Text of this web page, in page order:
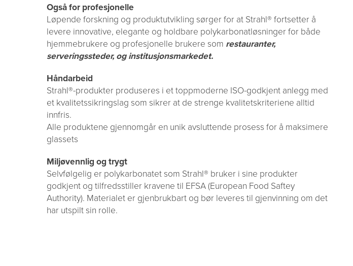
Også for profesjonelle
Løpende forskning og produktutvikling sørger for at Strahl® fortsetter å
levere innovative, elegante og holdbare polykarbonatløsninger for både
hjemmebrukere og profesjonelle brukere som restauranter,
serveringssteder, og institusjonsmarkedet.
Håndarbeid
Strahl®-produkter produseres i et toppmoderne ISO-godkjent anlegg med
et kvalitetssikringslag som sikrer at de strenge kvalitetskriteriene alltid
innfris.
Alle produktene gjennomgår en unik avsluttende prosess for å maksimere
glassets
Miljøvennlig og trygt
Selvfølgelig er polykarbonatet som Strahl® bruker i sine produkter
godkjent og tilfredsstiller kravene til EFSA (European Food Saftey
Authority). Materialet er gjenbrukbart og bør leveres til gjenvinning om det
har utspilt sin rolle.